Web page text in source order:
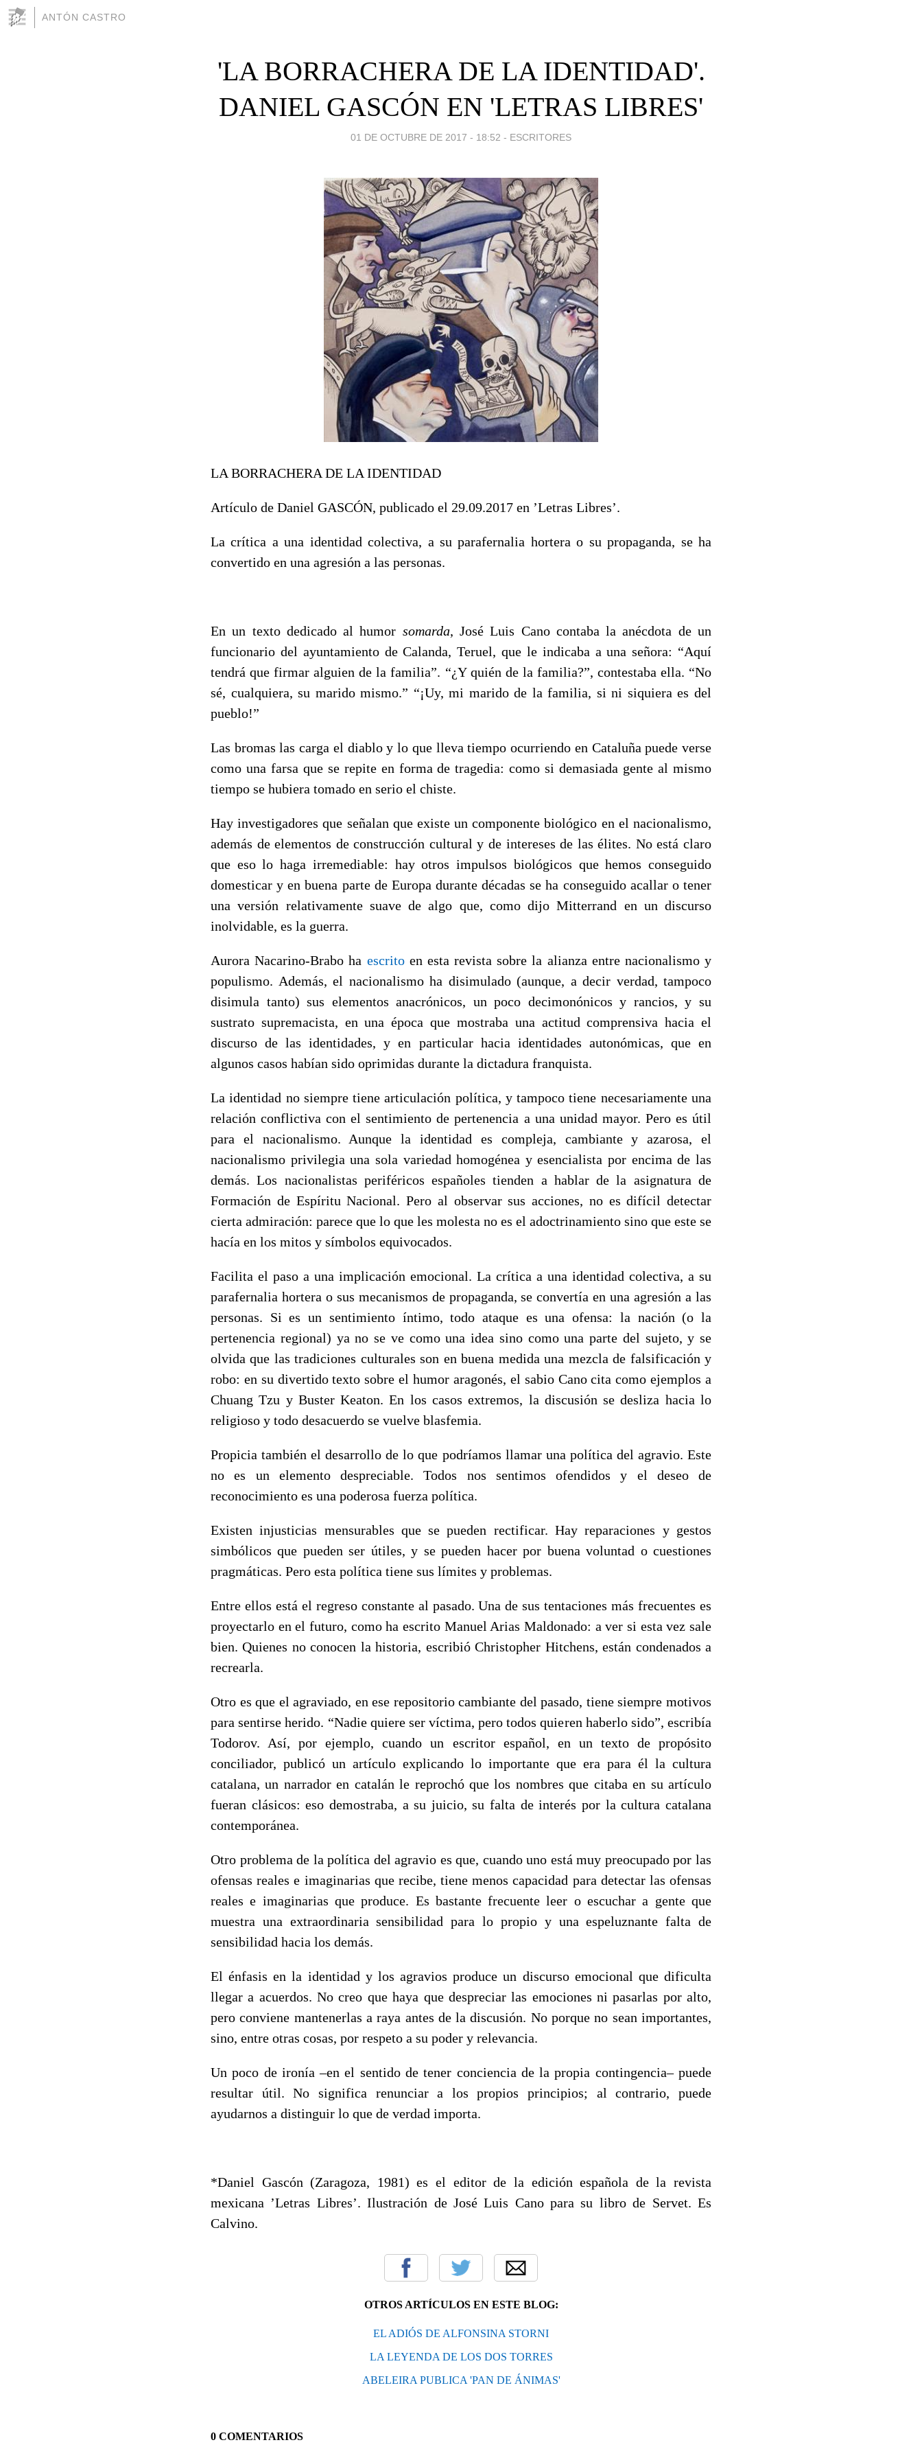
ANTÓN CASTRO
'LA BORRACHERA DE LA IDENTIDAD'.
DANIEL GASCÓN EN 'LETRAS LIBRES'
01 DE OCTUBRE DE 2017 - 18:52 - ESCRITORES
LA BORRACHERA DE LA IDENTIDAD
Artículo de Daniel GASCÓN, publicado el 29.09.2017 en ’Letras Libres’.
La crítica a una identidad colectiva, a su parafernalia hortera o su propaganda, se ha
convertido en una agresión a las personas.
En un texto dedicado al humor somarda, José Luis Cano contaba la anécdota de un
funcionario del ayuntamiento de Calanda, Teruel, que le indicaba a una señora: “Aquí
tendrá que firmar alguien de la familia”. “¿Y quién de la familia?”, contestaba ella. “No
sé, cualquiera, su marido mismo.” “¡Uy, mi marido de la familia, si ni siquiera es del
pueblo!”
Las bromas las carga el diablo y lo que lleva tiempo ocurriendo en Cataluña puede verse
como una farsa que se repite en forma de tragedia: como si demasiada gente al mismo
tiempo se hubiera tomado en serio el chiste.
Hay investigadores que señalan que existe un componente biológico en el nacionalismo,
además de elementos de construcción cultural y de intereses de las élites. No está claro
que eso lo haga irremediable: hay otros impulsos biológicos que hemos conseguido
domesticar y en buena parte de Europa durante décadas se ha conseguido acallar o tener
una versión relativamente suave de algo que, como dijo Mitterrand en un discurso
inolvidable, es la guerra.
Aurora Nacarino-Brabo ha escritoen esta revista sobre la alianza entre nacionalismo y
populismo. Además, el nacionalismo ha disimulado (aunque, a decir verdad, tampoco
disimula tanto) sus elementos anacrónicos, un poco decimonónicos y rancios, y su
sustrato supremacista, en una época que mostraba una actitud comprensiva hacia el
discurso de las identidades, y en particular hacia identidades autonómicas, que en
algunos casos habían sido oprimidas durante la dictadura franquista.
La identidad no siempre tiene articulación política, y tampoco tiene necesariamente una
relación conflictiva con el sentimiento de pertenencia a una unidad mayor. Pero es útil
para el nacionalismo. Aunque la identidad es compleja, cambiante y azarosa, el
nacionalismo privilegia una sola variedad homogénea y esencialista por encima de las
demás. Los nacionalistas periféricos españoles tienden a hablar de la asignatura de
Formación de Espíritu Nacional. Pero al observar sus acciones, no es difícil detectar
cierta admiración: parece que lo que les molesta no es el adoctrinamiento sino que este se
hacía en los mitos y símbolos equivocados.
Facilita el paso a una implicación emocional. La crítica a una identidad colectiva, a su
parafernalia hortera o sus mecanismos de propaganda, se convertía en una agresión a las
personas. Si es un sentimiento íntimo, todo ataque es una ofensa: la nación (o la
pertenencia regional) ya no se ve como una idea sino como una parte del sujeto, y se
olvida que las tradiciones culturales son en buena medida una mezcla de falsificación y
robo: en su divertido texto sobre el humor aragonés, el sabio Cano cita como ejemplos a
Chuang Tzu y Buster Keaton. En los casos extremos, la discusión se desliza hacia lo
religioso y todo desacuerdo se vuelve blasfemia.
Propicia también el desarrollo de lo que podríamos llamar una política del agravio. Este
no es un elemento despreciable. Todos nos sentimos ofendidos y el deseo de
reconocimiento es una poderosa fuerza política.
Existen injusticias mensurables que se pueden rectificar. Hay reparaciones y gestos
simbólicos que pueden ser útiles, y se pueden hacer por buena voluntad o cuestiones
pragmáticas. Pero esta política tiene sus límites y problemas.
Entre ellos está el regreso constante al pasado. Una de sus tentaciones más frecuentes es
proyectarlo en el futuro, como ha escrito Manuel Arias Maldonado: a ver si esta vez sale
bien. Quienes no conocen la historia, escribió Christopher Hitchens, están condenados a
recrearla.
Otro es que el agraviado, en ese repositorio cambiante del pasado, tiene siempre motivos
para sentirse herido. “Nadie quiere ser víctima, pero todos quieren haberlo sido”, escribía
Todorov. Así, por ejemplo, cuando un escritor español, en un texto de propósito
conciliador, publicó un artículo explicando lo importante que era para él la cultura
catalana, un narrador en catalán le reprochó que los nombres que citaba en su artículo
fueran clásicos: eso demostraba, a su juicio, su falta de interés por la cultura catalana
contemporánea.
Otro problema de la política del agravio es que, cuando uno está muy preocupado por las
ofensas reales e imaginarias que recibe, tiene menos capacidad para detectar las ofensas
reales e imaginarias que produce. Es bastante frecuente leer o escuchar a gente que
muestra una extraordinaria sensibilidad para lo propio y una espeluznante falta de
sensibilidad hacia los demás.
El énfasis en la identidad y los agravios produce un discurso emocional que dificulta
llegar a acuerdos. No creo que haya que despreciar las emociones ni pasarlas por alto,
pero conviene mantenerlas a raya antes de la discusión. No porque no sean importantes,
sino, entre otras cosas, por respeto a su poder y relevancia.
Un poco de ironía –en el sentido de tener conciencia de la propia contingencia– puede
resultar útil. No significa renunciar a los propios principios; al contrario, puede
ayudarnos a distinguir lo que de verdad importa.
*Daniel Gascón (Zaragoza, 1981) es el editor de la edición española de la revista
mexicana ’Letras Libres’. Ilustración de José Luis Cano para su libro de Servet. Es
Calvino.
OTROS ARTÍCULOS EN ESTE BLOG:
EL ADIÓS DE ALFONSINA STORNI
LA LEYENDA DE LOS DOS TORRES
ABELEIRA PUBLICA 'PAN DE ÁNIMAS'
0 COMENTARIOS